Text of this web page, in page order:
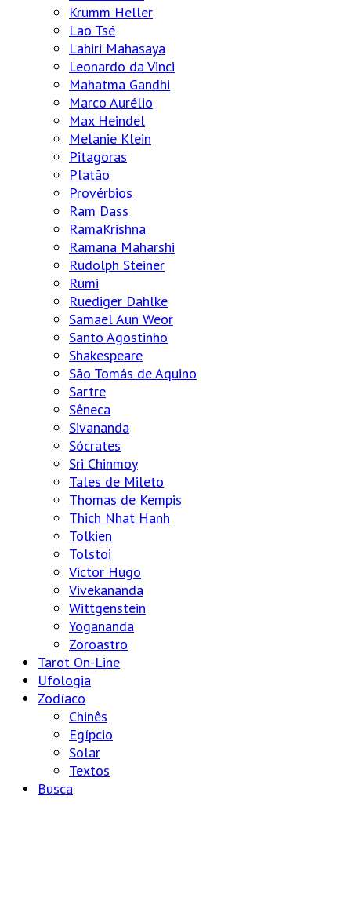
Krumm Heller
Lao Tsé
Lahiri Mahasaya
Leonardo da Vinci
Mahatma Gandhi
Marco Aurélio
Max Heindel
Melanie Klein
Pitagoras
Platão
Provérbios
Ram Dass
RamaKrishna
Ramana Maharshi
Rudolph Steiner
Rumi
Ruediger Dahlke
Samael Aun Weor
Santo Agostinho
Shakespeare
São Tomás de Aquino
Sartre
Sêneca
Sivananda
Sócrates
Sri Chinmoy
Tales de Mileto
Thomas de Kempis
Thich Nhat Hanh
Tolkien
Tolstoi
Victor Hugo
Vivekananda
Wittgenstein
Yogananda
Zoroastro
Tarot On-Line
Ufologia
Zodíaco
Chinês
Egípcio
Solar
Textos
Busca